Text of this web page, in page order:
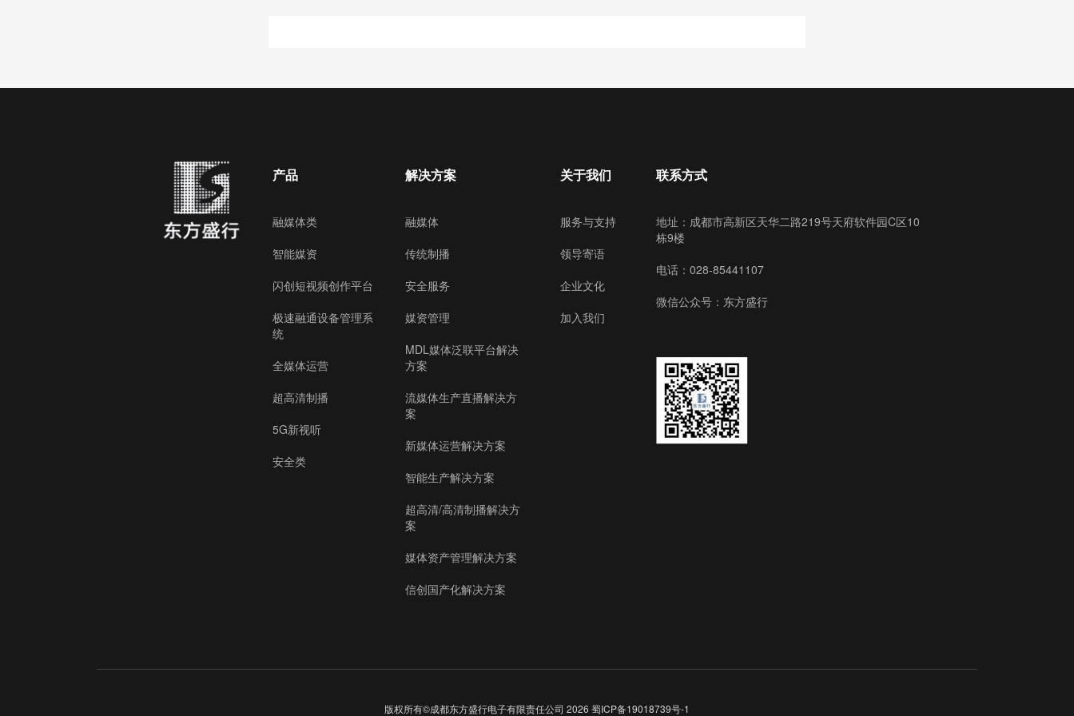
产品
融媒体类
智能媒资
闪创短视频创作平台
极速融通设备管理系
统
全媒体运营
超高清制播
5G新视听
安全类
解决方案
融媒体
传统制播
安全服务
媒资管理
MDL媒体泛联平台解决
方案
流媒体生产直播解决方
案
新媒体运营解决方案
智能生产解决方案
超高清/高清制播解决方
案
媒体资产管理解决方案
信创国产化解决方案
关于我们
服务与支持
领导寄语
企业文化
加入我们
联系方式
地址：成都市高新区天华二路219号天府软件园C区10
栋9楼
电话：028-85441107
微信公众号：东方盛行
版权所有©成都东方盛行电子有限责任公司 2026 蜀ICP备19018739号-1